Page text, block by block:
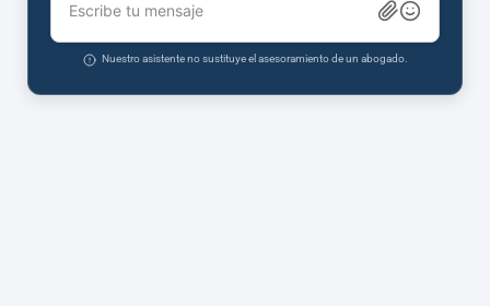
Escribe tu mensaje
Nuestro asistente no sustituye el asesoramiento de un abogado.